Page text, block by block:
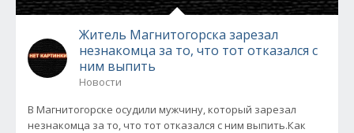
Житель Магнитогорска зарезал
незнакомца за то, что тот отказался с
ним выпить
Новости
В Магнитогорске осудили мужчину, который зарезал
незнакомца за то, что тот отказался с ним выпить.Как